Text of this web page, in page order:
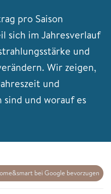
pro Saison
sich im Jahresverlauf
und
Wir zeigen,
und
und worauf es
bei Google bevorzugen